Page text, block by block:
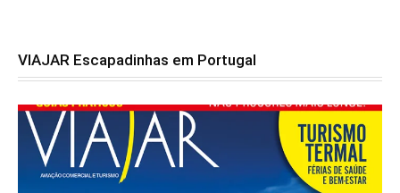
VIAJAR Escapadinhas em Portugal